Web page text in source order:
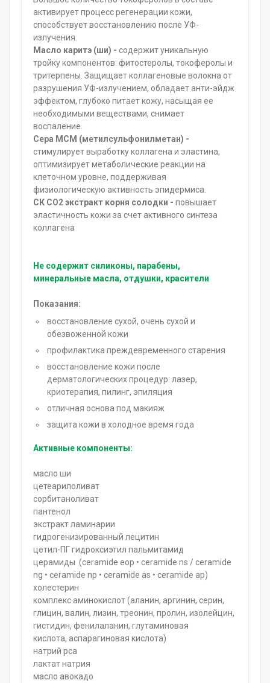
активирует процесс регенерации кожи,
способствует восстановлению после УФ-
излучения.
Масло каритэ (ши) - содержит уникальную
тройку компонентов: фитостеролы, токоферолы и
тритерпены. Защищает коллагеновые волокна от
разрушения УФ-излучением, обладает анти-эйдж
эффектом, глубоко питает кожу, насыщая ее
необходимыми веществами, снимает
воспаление.
Cера МСМ (метилсульфонилметан) -
стимулирует выработку коллагена и эластина,
оптимизирует метаболические реакции на
клеточном уровне, поддерживая
физиологическую активность эпидермиса.
СК СО2 экстракт корня солодки - повышает
эластичность кожи за счет активного синтеза
коллагена
Не содержит силиконы, парабены,
минеральные масла, отдушки, красители
Показания:
восстановление сухой, очень сухой и
обезвоженной кожи
профилактика преждевременного старения
восстановление кожи после
дерматологических процедур: лазер,
криотерапия, пилинг, эпиляция
отличная основа под макияж
защита кожи в холодное время года
Активные компоненты:
масло ши
цетеарилоливат
сорбитаноливат
пантенол
экстракт ламинарии
гидрогенизированный лецитин
цетил-ПГ гидроксиэтил пальмитамид
церамиды (ceramide eop • ceramide ns / ceramide
ng • ceramide np • ceramide as • ceramide ap)
холестерин
комплекс аминокислот (аланин, аргинин, серин,
глицин, валин, лизин, треонин, пролин, изолейцин,
гистидин, фенилаланин, глутаминовая
кислота, аспарагиновая кислота)
натрий pca
лактат натрия
масло авокадо